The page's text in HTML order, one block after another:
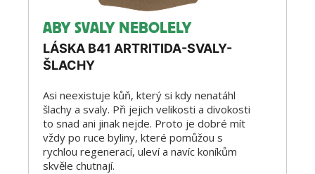
ABY SVALY NEBOLELY
LÁSKA B41 ARTRITIDA-SVALY-
ŠLACHY
Asi neexistuje kůň, který si kdy nenatáhl
šlachy a svaly. Při jejich velikosti a divokosti
to snad ani jinak nejde. Proto je dobré mít
vždy po ruce byliny, které pomůžou s
rychlou regenerací, uleví a navíc koníkům
skvěle chutnají.